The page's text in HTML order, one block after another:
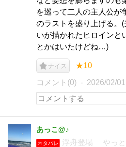
を巡って二人の主人公が
のラストを盛り上げる。
いが描かれたヒロインと
とかはいたけどね…)
ナイス ★10
コメント(0) 2026/02/01
あっこ@♪
ネタバレ
浮舟登場 やっと